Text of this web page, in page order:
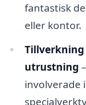
fantastisk
eller kontor.
utrustning
involverade